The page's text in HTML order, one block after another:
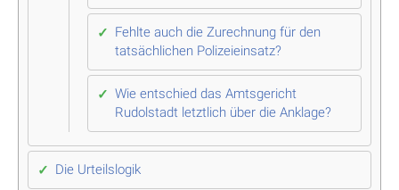
Fehlte auch die Zurechnung für den
tatsächlichen Polizeieinsatz?
Wie entschied das Amtsgericht
Rudolstadt letztlich über die Anklage?
Die Urteilslogik